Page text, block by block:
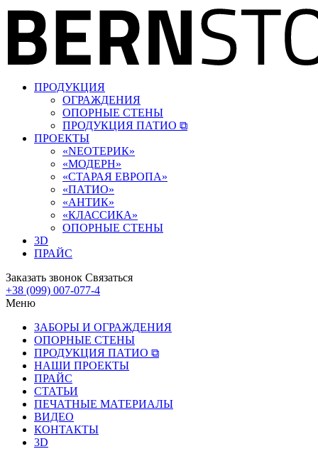
ПРОДУКЦИЯ
ОГРАЖДЕНИЯ
ОПОРНЫЕ СТЕНЫ
ПРОДУКЦИЯ ПАТИО ⧉
ПРОЕКТЫ
«‎NEOТЕРИК»
«‎МОДЕРН»
«СТАРАЯ ЕВРОПА»
«ПАТИО»
«АНТИК»
«КЛАССИКА»
ОПОРНЫЕ СТЕНЫ
3D
ПРАЙС
Заказать звонок Связаться
+38 (099) 007-077-4
Меню
ЗАБОРЫ И ОГРАЖДЕНИЯ
ОПОРНЫЕ СТЕНЫ
ПРОДУКЦИЯ ПАТИО ⧉
НАШИ ПРОЕКТЫ
ПРАЙС
СТАТЬИ
ПЕЧАТНЫЕ МАТЕРИАЛЫ
ВИДЕО
КОНТАКТЫ
3D